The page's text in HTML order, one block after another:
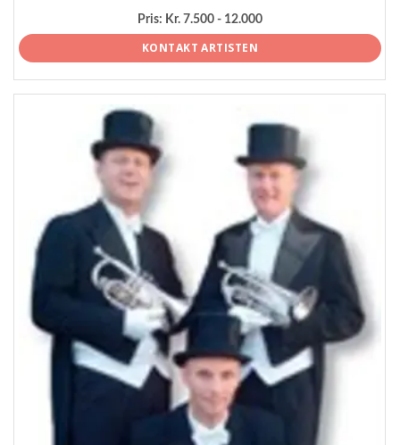
Pris: Kr. 7.500 - 12.000
KONTAKT ARTISTEN